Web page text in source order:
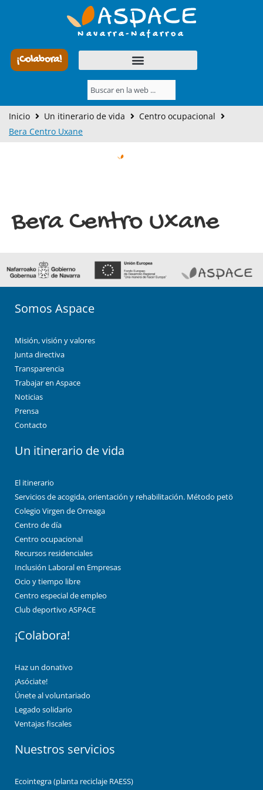
Navarra-Nafarroa
¡Colabora!
Inicio Un itinerario de vida
Centro ocupacional
Bera Centro Uxane
Bera Centro Uxane
Somos Aspace
Misión, visión y valores
Junta directiva
Transparencia
Trabajar en Aspace
Noticias
Prensa
Contacto
Un itinerario de vida
El itinerario
Servicios de acogida, orientación y rehabilitación. Método petö
Colegio Virgen de Orreaga
Centro de día
Centro ocupacional
Recursos residenciales
Inclusión Laboral en Empresas
Ocio y tiempo libre
Centro especial de empleo
Club deportivo ASPACE
¡Colabora!
Haz un donativo
¡Asóciate!
Únete al voluntariado
Legado solidario
Ventajas fiscales
Nuestros servicios
Ecointegra (planta reciclaje RAESS)